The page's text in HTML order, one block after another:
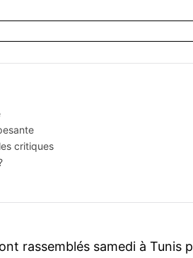
critiques
rassemblés samedi à Tunis